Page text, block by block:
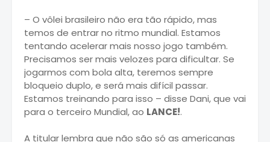
– O vôlei brasileiro não era tão rápido, mas
temos de entrar no ritmo mundial. Estamos
tentando acelerar mais nosso jogo também.
Precisamos ser mais velozes para dificultar. Se
jogarmos com bola alta, teremos sempre
bloqueio duplo, e será mais difícil passar.
Estamos treinando para isso – disse Dani, que vai
para o terceiro Mundial, ao LANCE!.
A titular lembra que não são só as americanas